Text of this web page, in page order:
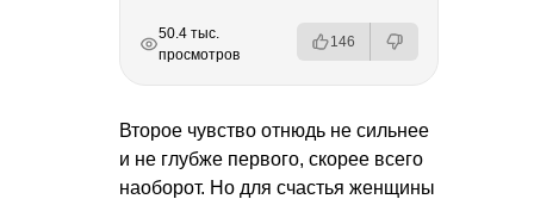
РЕКЛАМА
РЕКЛАМА
РЕКЛАМА
РЕКЛАМА
РЕКЛАМА
50.4 тыс.
просмотров
146
Второе чувство отнюдь не сильнее
и не глубже первого, скорее всего
наоборот. Но для счастья женщины